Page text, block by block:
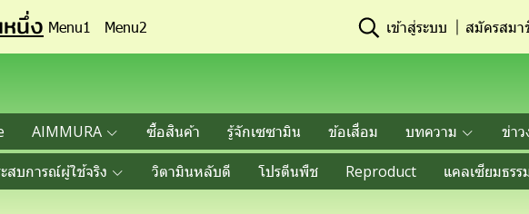
นึ่ง Menu1 Menu2 เข้าสู่ระบบ สมัครสมา
AIMMURA ซื้อสินค้า รู้จักเซซามิน ข้อเสื่อม บทความ
ข่า
สบการณ์ผู้ใช้จริง
วิตามินหลับดี โปรตีนพืช Reproduct แคลเซียมธรร